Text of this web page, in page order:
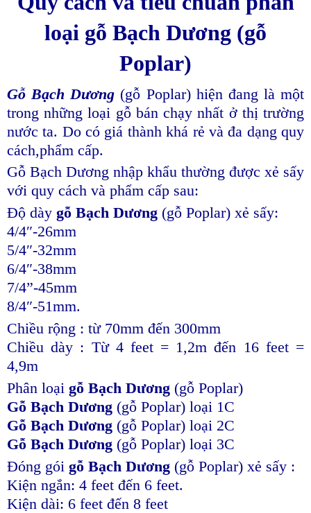
loại gỗ Bạch Dương (gỗ
Poplar)
Gỗ Bạch Dương (gỗ Poplar) hiện đang là một
trong những loại gỗ bán chạy nhất ở thị trường
nước ta. Do có giá thành khá rẻ và đa dạng quy
cách,phẩm cấp.
Gỗ Bạch Dương nhập khẩu thường được xẻ sấy
với quy cách và phẩm cấp sau:
Độ dày gỗ Bạch Dương (gỗ Poplar) xẻ sấy:
4/4″-26mm
5/4″-32mm
6/4″-38mm
7/4”-45mm
8/4″-51mm.
Chiều rộng : từ 70mm đến 300mm
Chiều dày : Từ 4 feet = 1,2m đến 16 feet =
4,9m
Phân loại gỗ Bạch Dương (gỗ Poplar)
Gỗ Bạch Dương (gỗ Poplar) loại 1C
Gỗ Bạch Dương (gỗ Poplar) loại 2C
Gỗ Bạch Dương (gỗ Poplar) loại 3C
Đóng gói gỗ Bạch Dương (gỗ Poplar) xẻ sấy :
Kiện ngắn: 4 feet đến 6 feet.
Kiện dài: 6 feet đến 8 feet